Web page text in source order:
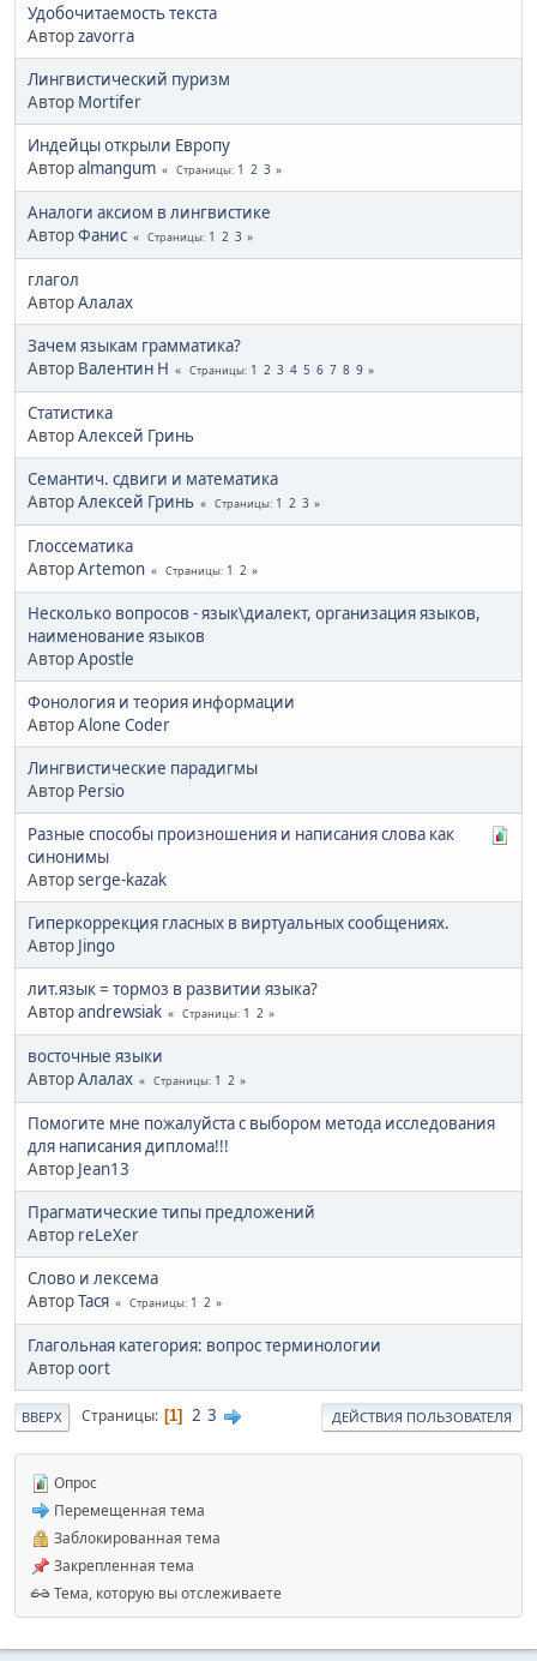
Удобочитаемость текста
Авторzavorra
Лингвистический пуризм
Автор Mortifer
Индейцы открыли Европу
Авторalmangum Страницы 1 2 3
Аналоги аксиом в лингвистике
АвторФанис Страницы 1 2 3
глагол
АвторАлалах
Зачем языкам грамматика?
Автор Валентин Н Страницы 1 2 3 4 5 6 7 8 9
Статистика
АвторАлексей Гринь
Семантич. сдвиги и математика
АвторАлексей Гринь Страницы 1 2 3
Глоссематика
АвторArtemon Страницы 1 2
Несколько вопросов - язык\диалект, организация языков,
наименование языков
АвторApostle
Фонология и теория информации
АвторAlone Coder
Лингвистические парадигмы
Автор Persio
Разные способы произношения и написания слова как
синонимы
Авторserge-kazak
Гиперкоррекция гласных в виртуальных сообщениях.
Автор Jingo
лит.язык = тормоз в развитии языка?
Авторandrewsiak Страницы 1 2
восточные языки
АвторАлалах Страницы 1 2
Помогите мне пожалуйста с выбором метода исследования
для написания диплома!!!
Автор Jean13
Прагматические типы предложений
Автор reLeXer
Cлово и лексема
АвторТася Страницы 1 2
Глагольная категория: вопрос терминологии
Авторoort
ВВЕРХ Страницы 1 2 3 ДЕЙСТВИЯ ПОЛЬЗОВАТЕЛЯ
Опрос
Перемещенная тема
Заблокированная тема
Закрепленная тема
Тема, которую вы отслеживаете